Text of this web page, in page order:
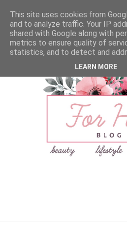
This site uses cookies from
and to analyze traffic. Your IP
shared with Google along with
metrics to ensure quality of
statistics, and to detect and
LEARN MORE